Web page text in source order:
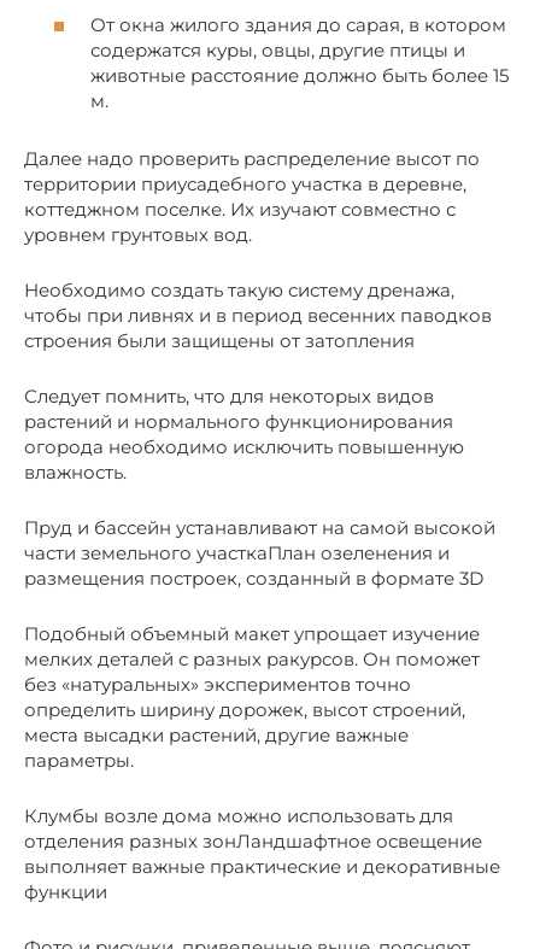
От окна жилого здания до сарая, в котором
содержатся куры, овцы, другие птицы и
животные расстояние должно быть более 15
м.
Далее надо проверить распределение высот по
территории приусадебного участка в деревне,
коттеджном поселке. Их изучают совместно с
уровнем грунтовых вод.
Необходимо создать такую систему дренажа,
чтобы при ливнях и в период весенних паводков
строения были защищены от затопления
Следует помнить, что для некоторых видов
растений и нормального функционирования
огорода необходимо исключить повышенную
влажность.
Пруд и бассейн устанавливают на самой высокой
части земельного участкаПлан озеленения и
размещения построек, созданный в формате 3D
Подобный объемный макет упрощает изучение
мелких деталей с разных ракурсов. Он поможет
без «натуральных» экспериментов точно
определить ширину дорожек, высот строений,
места высадки растений, другие важные
параметры.
Клумбы возле дома можно использовать для
отделения разных зонЛандшафтное освещение
выполняет важные практические и декоративные
функции